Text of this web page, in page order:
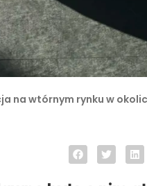
na wtórnym rynku w